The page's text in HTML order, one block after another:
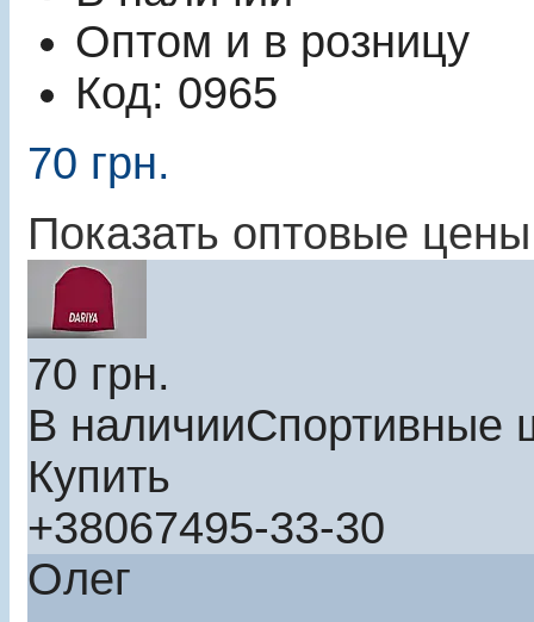
Оптом и в розницу
Код: 0965
70 грн.
Показать оптовые цены
70 грн.
В наличииСпортивные
Купить
+38067495-33-30
Олег